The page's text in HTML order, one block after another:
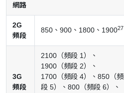
網路
2G
頻段
850、900、1800、190027
3G
頻段
2100（頻段 1）、
1900（頻段 2）、
1700（頻段 4）、850（頻
段 5）、800（頻段 6）、